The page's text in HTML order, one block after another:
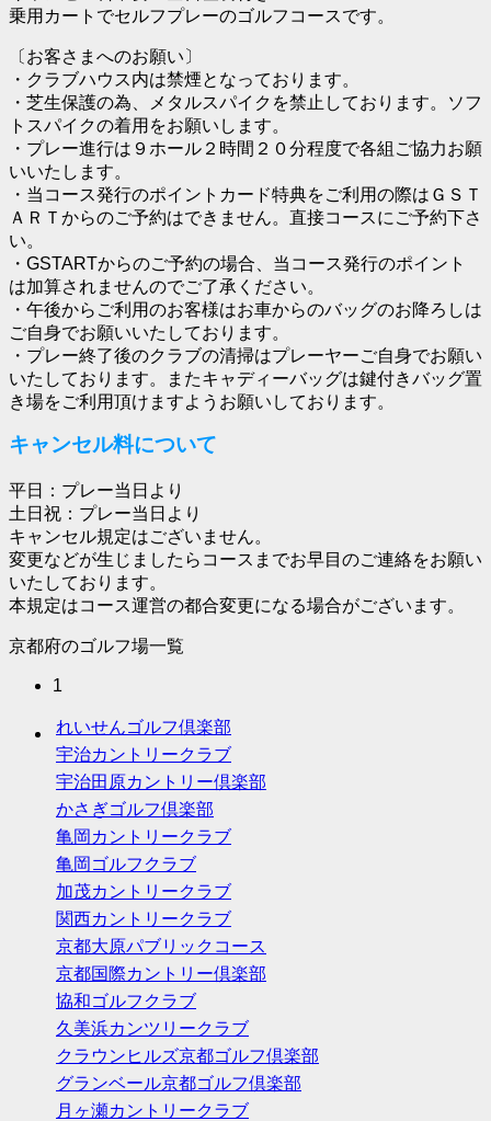
乗用カートでセルフプレーのゴルフコースです。
〔お客さまへのお願い〕
・クラブハウス内は禁煙となっております。
・芝生保護の為、メタルスパイクを禁止しております。ソフ
トスパイクの着用をお願いします。
・プレー進行は９ホール２時間２０分程度で各組ご協力お願
いいたします。
・当コース発行のポイントカード特典をご利用の際はＧＳＴ
ＡＲＴからのご予約はできません。直接コースにご予約下さ
い。
・GSTARTからのご予約の場合、当コース発行のポイント
は加算されませんのでご了承ください。
・午後からご利用のお客様はお車からのバッグのお降ろしは
ご自身でお願いいたしております。
・プレー終了後のクラブの清掃はプレーヤーご自身でお願い
いたしております。またキャディーバッグは鍵付きバッグ置
き場をご利用頂けますようお願いしております。
キャンセル料について
平日：プレー当日より
土日祝：プレー当日より
キャンセル規定はございません。
変更などが生じましたらコースまでお早目のご連絡をお願い
いたしております。
本規定はコース運営の都合変更になる場合がございます。
京都府のゴルフ場一覧
1
れいせんゴルフ倶楽部
宇治カントリークラブ
宇治田原カントリー倶楽部
かさぎゴルフ倶楽部
亀岡カントリークラブ
亀岡ゴルフクラブ
加茂カントリークラブ
関西カントリークラブ
京都大原パブリックコース
京都国際カントリー倶楽部
協和ゴルフクラブ
久美浜カンツリークラブ
クラウンヒルズ京都ゴルフ倶楽部
グランベール京都ゴルフ倶楽部
月ヶ瀬カントリークラブ